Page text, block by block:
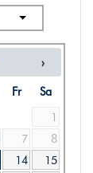
Fr
Sa
1
7
8
14
15